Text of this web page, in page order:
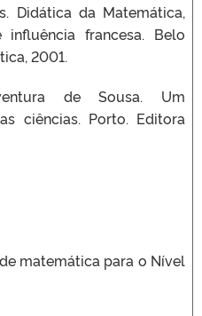
Didática da Matemática,
francesa. Belo
2001.
de Sousa. Um
ciências. Porto. Editora
matemática para o Nível